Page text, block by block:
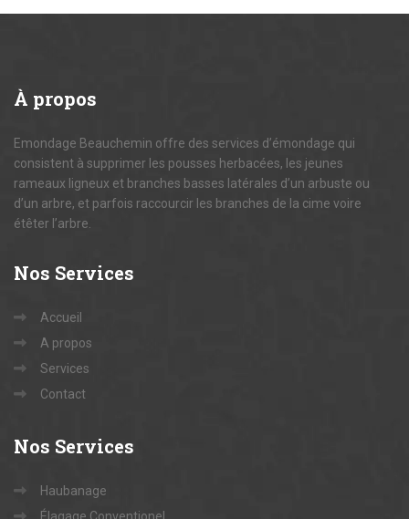
À propos
Emondage Beauchemin offre des services d’émondage qui
consistent à supprimer les pousses herbacées, les jeunes
rameaux ligneux et branches basses latérales d’un arbuste ou
d’un arbre, et parfois raccourcir les branches de la cime voire
étêter l’arbre.
Nos Services
Accueil
A propos
Services
Contact
Nos Services
Haubanage